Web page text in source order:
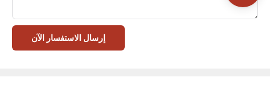
إرسال الاستفسار الآن